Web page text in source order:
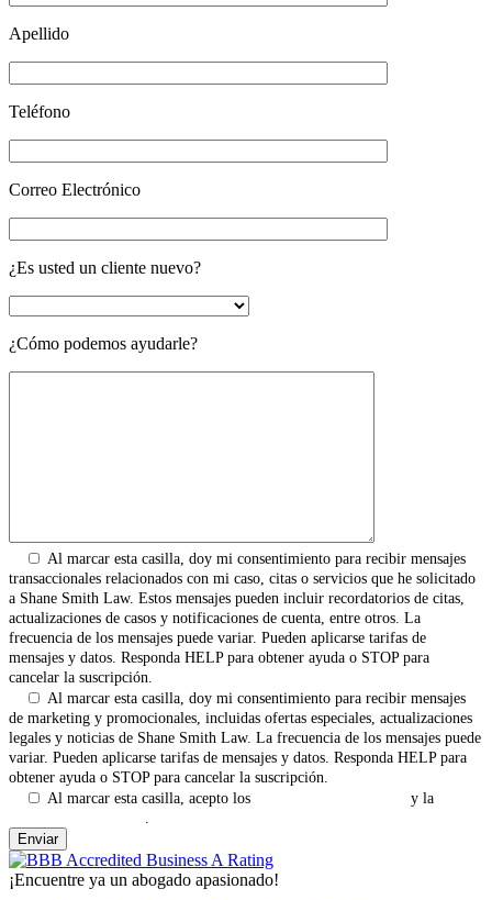
Apellido
Teléfono
Correo Electrónico
¿Es usted un cliente nuevo?
¿Cómo podemos ayudarle?
Al marcar esta casilla, doy mi consentimiento para recibir mensajes
transaccionales relacionados con mi caso, citas o servicios que he solicitado
a Shane Smith Law. Estos mensajes pueden incluir recordatorios de citas,
actualizaciones de casos y notificaciones de cuenta, entre otros. La
frecuencia de los mensajes puede variar. Pueden aplicarse tarifas de
mensajes y datos. Responda HELP para obtener ayuda o STOP para
cancelar la suscripción.
Al marcar esta casilla, doy mi consentimiento para recibir mensajes
de marketing y promocionales, incluidas ofertas especiales, actualizaciones
legales y noticias de Shane Smith Law. La frecuencia de los mensajes puede
variar. Pueden aplicarse tarifas de mensajes y datos. Responda HELP para
obtener ayuda o STOP para cancelar la suscripción.
Al marcar esta casilla, acepto los
y la
¡Encuentre ya un abogado apasionado!